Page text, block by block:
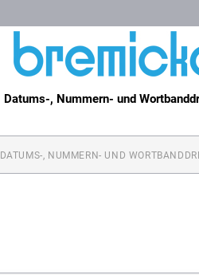
Datums-, Nummern- und
DATUMS-, NUMMERN- UND